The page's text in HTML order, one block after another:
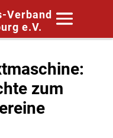
Verband
e.V.
zum